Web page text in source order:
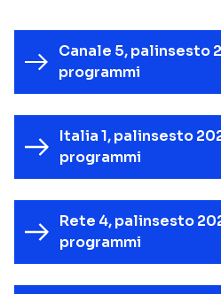
Canale 5, palinsesto
programmi
Italia 1, palinsesto
programmi
Rete 4, palinsesto
programmi